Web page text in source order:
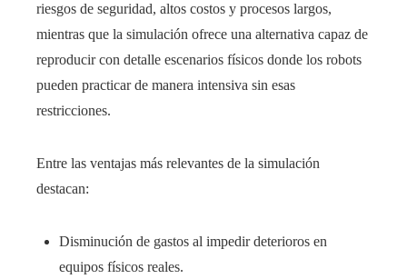
riesgos de seguridad, altos costos y procesos largos,
mientras que la simulación ofrece una alternativa capaz de
reproducir con detalle escenarios físicos donde los robots
pueden practicar de manera intensiva sin esas
restricciones.
Entre las ventajas más relevantes de la simulación
destacan:
Disminución de gastos al impedir deterioros en
equipos físicos reales.